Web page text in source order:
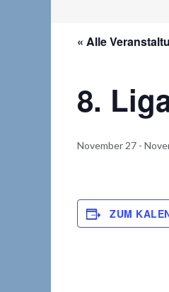
« Alle
8.
November 27 -
ZUM